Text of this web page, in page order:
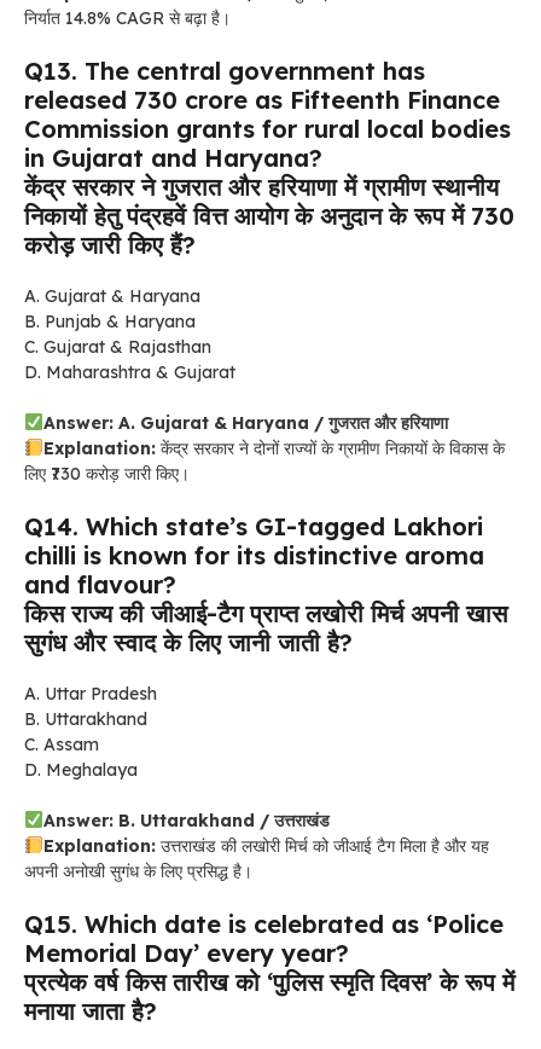
निर्यात 14.8% CAGR से बढ़ा है।
Q13. The central government has
released ₹730 crore as Fifteenth Finance
Commission grants for rural local bodies
in Gujarat and Haryana?
केंद्र सरकार ने गुजरात और हरियाणा में ग्रामीण स्थानीय
निकायों हेतु पंद्रहवें वित्त आयोग के अनुदान के रूप में ₹730
करोड़ जारी किए हैं?
A. Gujarat & Haryana
B. Punjab & Haryana
C. Gujarat & Rajasthan
D. Maharashtra & Gujarat
Answer: A. Gujarat & Haryana / गुजरात और हरियाणा
Explanation:केंद्र सरकार ने दोनों राज्यों के ग्रामीण निकायों के विकास के
लिए ₹730 करोड़ जारी किए।
Q14. Which state’s GI-tagged Lakhori
chilli is known for its distinctive aroma
and flavour?
किस राज्य की जीआई-टैग प्राप्त लखोरी मिर्च अपनी खास
सुगंध और स्वाद के लिए जानी जाती है?
A. Uttar Pradesh
B. Uttarakhand
C. Assam
D. Meghalaya
Answer: B. Uttarakhand / उत्तराखंड
Explanation: उत्तराखंड की लखोरी मिर्च को जीआई टैग मिला है और यह
अपनी अनोखी सुगंध के लिए प्रसिद्ध है।
Q15. Which date is celebrated as ‘Police
Memorial Day’ every year?
प्रत्येक वर्ष किस तारीख को ‘पुलिस स्मृति दिवस’ के रूप में
मनाया जाता है?